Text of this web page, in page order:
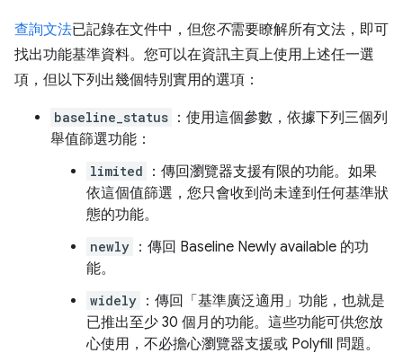
查詢文法已記錄在文件中，但您不需要瞭解所有文法，即可
找出功能基準資料。您可以在資訊主頁上使用上述任一選
項，但以下列出幾個特別實用的選項：
baseline_status ：使用這個參數，依據下列三個列
舉值篩選功能：
limited
：傳回瀏覽器支援有限的功能。如果
依這個值篩選，您只會收到尚未達到任何基準狀
態的功能。
newly ：傳回 Baseline Newly available 的功
能。
widely ：傳回「基準廣泛適用」功能，也就是
已推出至少 30 個月的功能。這些功能可供您放
心使用，不必擔心瀏覽器支援或 Polyfill 問題。